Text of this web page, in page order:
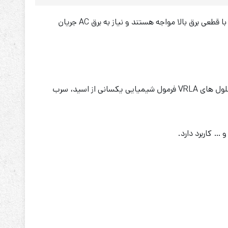
باتری ویلاین 9 آمپر 12 ولت یک باتری سیلد لید اسید است که در انواع کاربردهای برقی استفاده می‌شوند. به خصوص در محل‌هایی که با قطعی برق بالا مواجه هستند و نیاز به برق AC جریان
این نوع باتری‌ها از دو پلیت سربی تشکیل می‌شوند که نقش الکترود را سولفوریک اسید بازی می‌کند و الکترولیت را تشکیل می‌دهند. سلول های VRLA فرمول شیمیایی یکسانی از اسید، سرب